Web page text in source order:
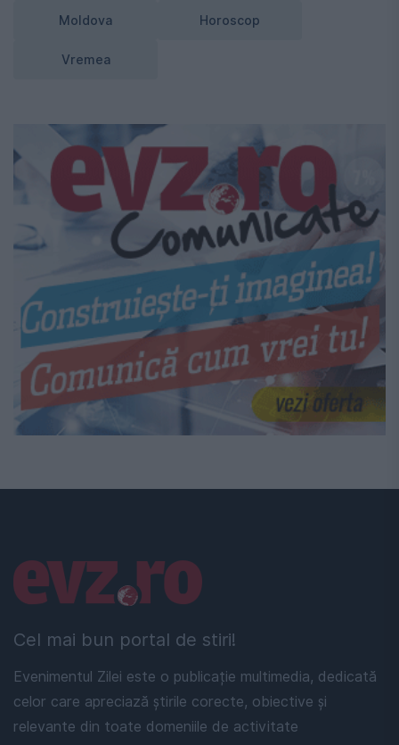
Moldova Horoscop
Vremea
Cel mai bun portal de stiri!
Evenimentul Zilei este o publicație multimedia, dedicată
celor care apreciază știrile corecte, obiective și
relevante din toate domeniile de activitate
Linkuri utile